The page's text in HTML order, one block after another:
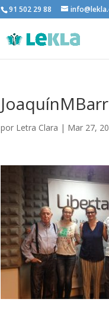
91 502 29 88
por Letra Clara | Mar 27,